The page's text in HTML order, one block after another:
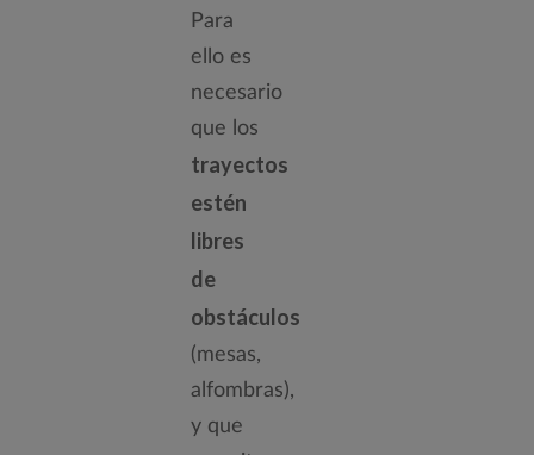
Para
ello es
necesario
que los
trayectos
estén
libres
de
obstáculos
(mesas,
alfombras),
y que